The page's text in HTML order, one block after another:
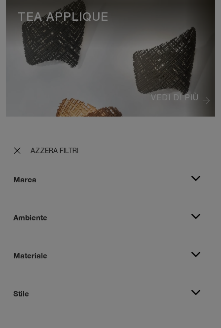
AZZERA FILTRI
Marca
Ambiente
Materiale
Stile
VEDI DI PIÙ
TEA APPLIQUE